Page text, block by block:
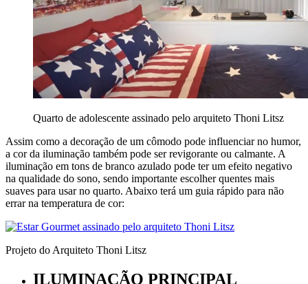
Quarto de adolescente assinado pelo arquiteto Thoni Litsz
Assim como a decoração de um cômodo pode influenciar no humor,
a cor da iluminação também pode ser revigorante ou calmante. A
iluminação em tons de branco azulado pode ter um efeito negativo
na qualidade do sono, sendo importante escolher quentes mais
suaves para usar no quarto. Abaixo terá um guia rápido para não
errar na temperatura de cor:
Projeto do Arquiteto Thoni Litsz
ILUMINAÇÃO PRINCIPAL